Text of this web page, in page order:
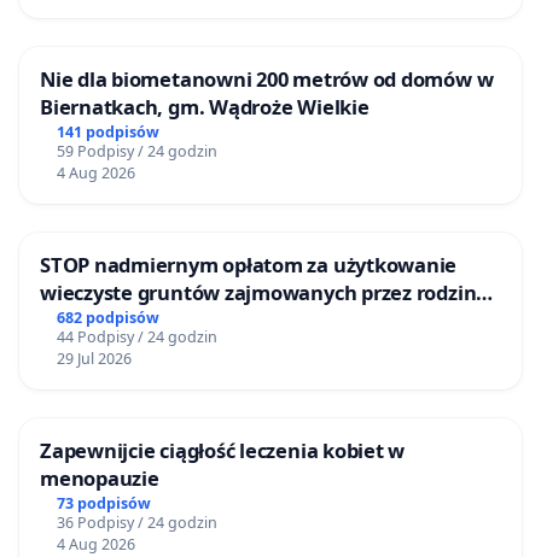
Nie dla biometanowni 200 metrów od domów w
Biernatkach, gm. Wądroże Wielkie
141 podpisów
59 Podpisy / 24 godzin
4 Aug 2026
STOP nadmiernym opłatom za użytkowanie
wieczyste gruntów zajmowanych przez rodzinne
ogrody działkowe.
682 podpisów
44 Podpisy / 24 godzin
29 Jul 2026
Zapewnijcie ciągłość leczenia kobiet w
menopauzie
73 podpisów
36 Podpisy / 24 godzin
4 Aug 2026